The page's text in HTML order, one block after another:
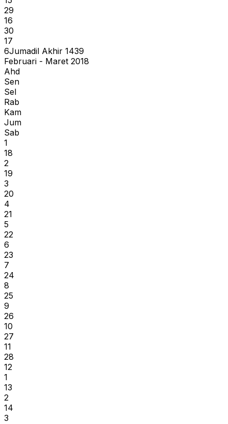
29
16
30
17
6Jumadil Akhir 1439
Februari - Maret 2018
Ahd
Sen
Sel
Rab
Kam
Jum
Sab
1
18
2
19
3
20
4
21
5
22
6
23
7
24
8
25
9
26
10
27
11
28
12
1
13
2
14
3